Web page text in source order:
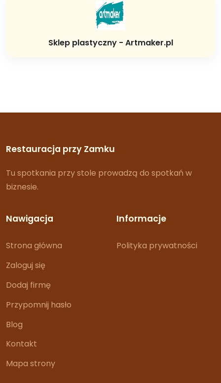
Sklep plastyczny - Artmaker.pl
Restauracja przy Zamku
Tu spotkania przy stole prowadzą do spotkań w
biznesie.
Nawigacja
Strona główna
Zaloguj się
Dodaj firmę
Przypomnij hasło
Blog
Kontakt
Mapa strony
Informacje
Polityka prywatności